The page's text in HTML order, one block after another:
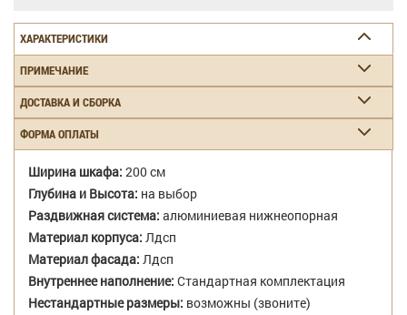
ХАРАКТЕРИСТИКИ
ПРИМЕЧАНИЕ
ДОСТАВКА И СБОРКА
ФОРМА ОПЛАТЫ
Ширина шкафа: 200 см
Глубина и Высота: на выбор
Раздвижная система: алюминиевая нижнеопорная
Материал корпуса: Лдсп
Материал фасада: Лдсп
Внутреннее наполнение: Стандартная комплектация
Нестандартные размеры: возможны (звоните)